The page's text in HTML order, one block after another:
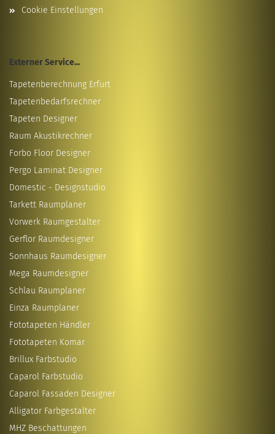
Cookie Einstellungen
Externer Service...
Tapetenberechnung Erfurt
Tapetenbedarfsrechner
Tapeten Designer
Raum Akustikrechner
Forbo Floor Designer
Pergo Laminat Designer
Domestic - Designstudio
Tarkett Raumplaner
Vorwerk Raumgestalter
Gerflor Raumdesigner
Sonnhaus Raumdesigner
Mega Raumdesigner
Schlau Raumplaner
Einza Raumplaner
Fototapeten Händler
Fototapeten Komar
Brillux Farbstudio
Caparol Farbstudio
Caparol Fassaden Designer
Alligator Farbgestalter
MHZ Beschattungen